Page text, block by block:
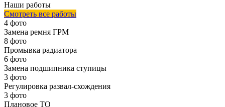
Наши работы
Смотреть все работы
4 фото
Замена ремня ГРМ
8 фото
Промывка радиатора
6 фото
Замена подшипника ступицы
3 фото
Регулировка развал-схождения
3 фото
Плановое ТО